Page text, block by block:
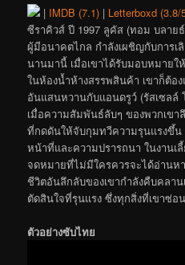
| IMDB (7.1) | Letterboxd (3.8/
ซีราคิวส์ ปี 1997 ลูคัส (ทอม บลาย
ผู้มีอนาคตไกล กำลังเผชิญกับการเ
นานมานี้ เมื่อเขาได้รับมอบหมายใ
ในห้องน้ำห้างสรรพสินค้า เขาก็ต้
อันแสนหวานกับแอนดรูว์ (รัสเซลล์
เมื่อความสัมพันธ์ลับๆ ของพวกเข
ที่กดดันให้จับกุมทวีความรุนแรงขึ้น
หน้าที่และความปรารถนา ในงานเ
จดหมายที่ไม่มีใครควรจะได้อ่านห
ชีวิตอันลึกลับของเขากำลังคืบคลา
ตัดสินใจที่รุนแรง ซึ่งทุกสิ่งที่เขาซ่อ
ตัวอย่างซับไทย